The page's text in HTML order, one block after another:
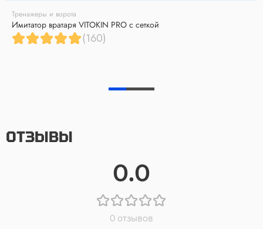
Тренажеры и ворота
Имитатор вратаря VITOKIN PRO с сеткой
(160)
ОТЗЫВЫ
0.0
0 отзывов